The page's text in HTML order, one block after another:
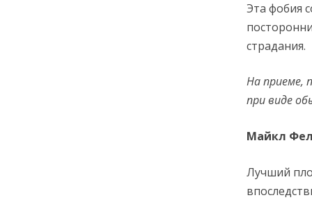
Эта фобия
страдания.
На приеме,
при виде
Майкл
Лучший